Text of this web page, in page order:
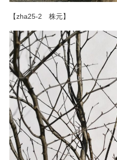
【zha25-2 株元】